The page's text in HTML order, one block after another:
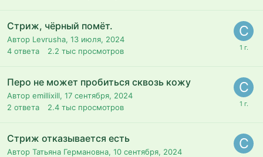
Стриж, чёрный помёт.
Автор Levrusha, 13 июля, 2024
4 ответа 2.2 тыс просмотров
Перо не может пробиться сквозь кожу
Автор emillixill, 17 сентября, 2024
2 ответа 2.4 тыс просмотров
Стриж отказывается есть
Автор Татьяна Германовна, 10 сентября, 2024